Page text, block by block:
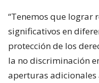
“Tenemos que lograr
significativos en
protección de los
la no discriminación
aperturas adicionales